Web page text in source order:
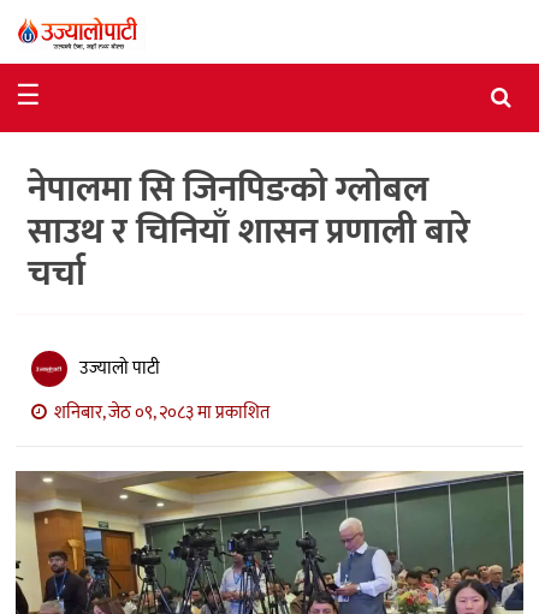
राजनीति
विशेष
आर्थिक
विचार
मनोरञ्जन
प्रविधि
खेलकुद
अन्य
☰
नेपालमा सि जिनपिङको ग्लोबल
साउथ र चिनियाँ शासन प्रणाली बारे
चर्चा
उज्यालो पाटी
शनिबार, जेठ ०९, २०८३ मा प्रकाशित